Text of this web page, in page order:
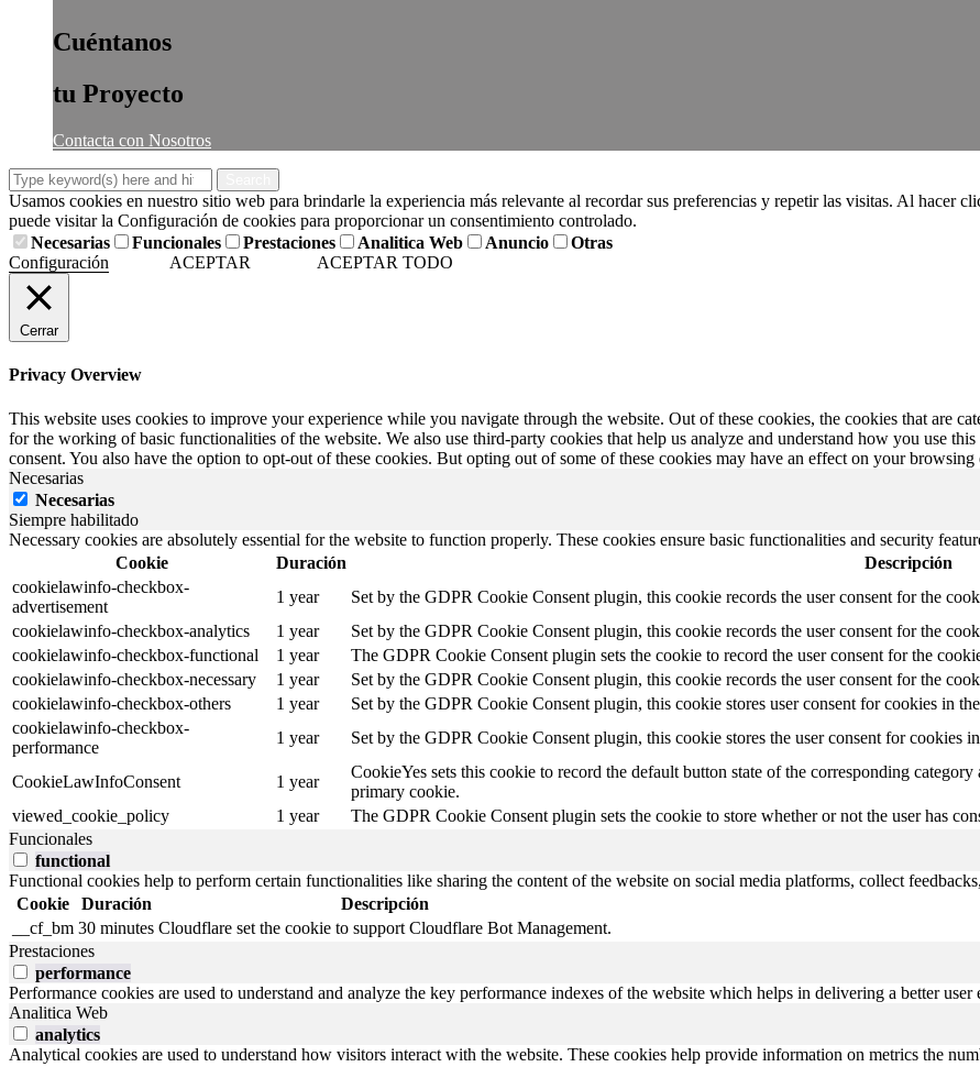
Cuéntanos
tu Proyecto
Contacta con Nosotros
Usamos cookies en nuestro sitio web para brindarle la experiencia más relevante al recordar sus preferencias y repetir las visitas. Al hacer
puede visitar la Configuración de cookies para proporcionar un consentimiento controlado.
Necesarias
Funcionales Prestaciones Analitica Web Anuncio
Otras
Configuración
ACEPTAR ACEPTAR TODO
Cerrar
Privacy Overview
This website uses cookies to improve your experience while you navigate through the website. Out of these cookies, the cookies that are
for the working of basic functionalities of the website. We also use third-party cookies that help us analyze and understand how you use
consent. You also have the option to opt-out of these cookies. But opting out of some of these cookies may have an effect on your browsing
Necesarias
Necesarias
Siempre habilitado
Necessary cookies are absolutely essential for the website to function properly. These cookies ensure basic functionalities and security
Cookie
Duración
Descripción
cookielawinfo-checkbox-
advertisement
1 year
Set by the GDPR Cookie Consent plugin, this cookie records the user consent for the
cookielawinfo-checkbox-analytics
1 year
Set by the GDPR Cookie Consent plugin, this cookie records the user consent for the
cookielawinfo-checkbox-functional
1 year
The GDPR Cookie Consent plugin sets the cookie to record the user consent for the
cookielawinfo-checkbox-necessary
1 year
Set by the GDPR Cookie Consent plugin, this cookie records the user consent for the
cookielawinfo-checkbox-others
1 year
Set by the GDPR Cookie Consent plugin, this cookie stores user consent for cookies in
cookielawinfo-checkbox-
performance
1 year Set by the GDPR Cookie Consent plugin, this cookie stores the user consent for cookies
CookieLawInfoConsent 1 year
CookieYes sets this cookie to record the default button state of the corresponding
primary cookie.
viewed_cookie_policy
1 year
The GDPR Cookie Consent plugin sets the cookie to store whether or not the user has
Funcionales
functional
Functional cookies help to perform certain functionalities like sharing the content of the website on social media platforms, collect
Cookie
Duración
Descripción
__cf_bm 30 minutes Cloudflare set the cookie to support Cloudflare Bot Management.
Prestaciones
performance
Performance cookies are used to understand and analyze the key performance indexes of the website which helps in delivering a better
Analitica Web
analytics
Analytical cookies are used to understand how visitors interact with the website. These cookies help provide information on metrics the